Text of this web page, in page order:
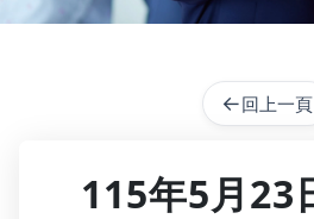
←回上一頁
115年5月23